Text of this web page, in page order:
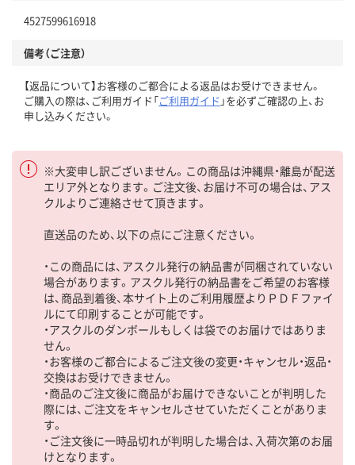
4527599616918
備考（ご注意）
【返品について】お客様のご都合による返品はお受けできません。
ご購入の際は、ご利用ガイド「ご利用ガイド 」を必ずご確認の上、お
申し込みください。
※大変申し訳ございません。この商品は沖縄県・離島が配送
エリア外となります。ご注文後、お届け不可の場合は、アス
クルよりご連絡させて頂きます。
直送品のため、以下の点にご注意ください。
・この商品には、アスクル発行の納品書が同梱されていない
場合があります。アスクル発行の納品書をご希望のお客様
は、商品到着後、本サイト上のご利用履歴よりＰＤＦファイ
ルにて印刷することが可能です。
・アスクルのダンボールもしくは袋でのお届けではありま
せん。
・お客様のご都合によるご注文後の変更・キャンセル・返品・
交換はお受けできません。
・商品のご注文後に商品がお届けできないことが判明した
際には、ご注文をキャンセルさせていただくことがありま
す。
・ご注文後に一時品切れが判明した場合は、入荷次第のお届
けとなります。